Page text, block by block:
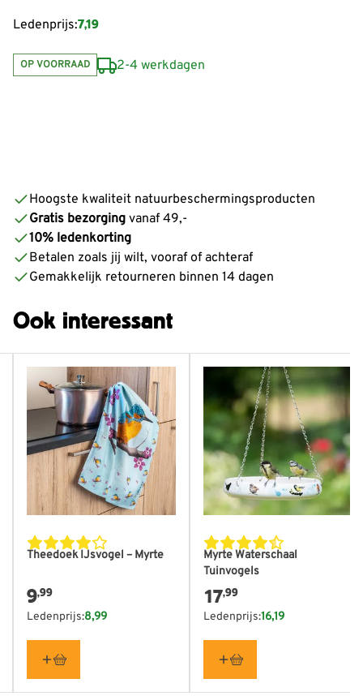
Ledenprijs:7,19
OP VOORRAAD 2-4 werkdagen
Hoogste kwaliteit natuurbeschermingsproducten
Gratis bezorging vanaf 49,-
10% ledenkorting
Betalen zoals jij wilt, vooraf of achteraf
Gemakkelijk retourneren binnen 14 dagen
Ook interessant
Theedoek IJsvogel – Myrte
9,99
Ledenprijs:8,99
Myrte Waterschaal
Tuinvogels
17,99
Ledenprijs:16,19